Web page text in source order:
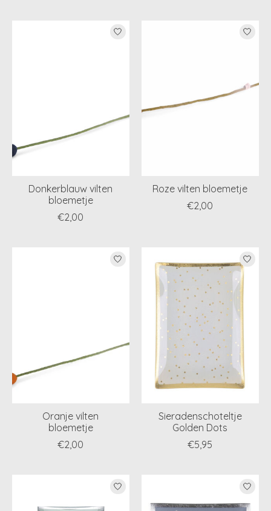
Donkerblauw vilten
bloemetje
€2,00
Roze vilten bloemetje
€2,00
Oranje vilten
bloemetje
€2,00
Sieradenschoteltje
Golden Dots
€5,95